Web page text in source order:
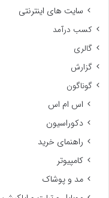
سایت های اینترنتی
کسب درآمد
گالری
گزارش
گوناگون
اس ام اس
دکوراسیون
راهنمای خرید
کامپیوتر
مد و پوشاک